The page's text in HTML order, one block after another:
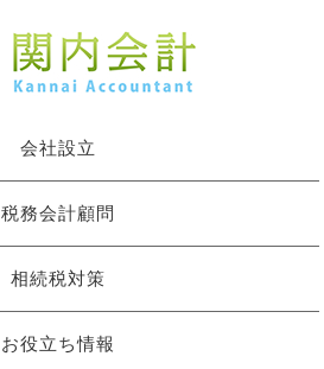
会社設立
税務会計顧問
相続税対策
お役立ち情報